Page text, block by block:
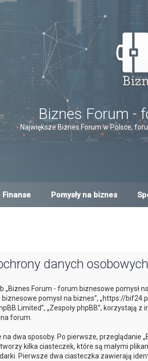
Biznes Forum -
Największe Biznes Forum w Polsce,
Finanse Pomysły na biznes
danych osobowych
„Biznes Forum - forum biznesowe pomysł
pomysł na biznes”, „https://
Limited”, „Zespoły phpBB”,
forum.
dwa sposoby. Po pierwsze, przeglądanie
kilka ciasteczek, które są małymi
Pierwsze dwa ciasteczka zawierają